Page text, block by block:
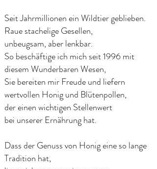
Seit Jahrmillionen ein Wildtier geblieben.
Raue stachelige Gesellen,
unbeugsam, aber lenkbar.
So beschäftige ich mich seit 1996 mit
diesem Wunderbaren Wesen,
Sie bereiten mir Freude und liefern
wertvollen Honig und Blütenpollen,
der einen wichtigen Stellenwert
bei unserer Ernährung hat.
Dass der Genuss von Honig eine so lange
Tradition hat,